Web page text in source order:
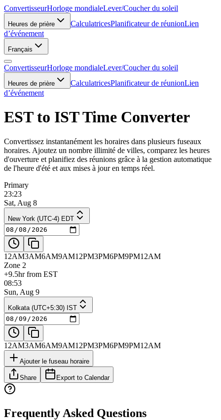
ConvertisseurHorloge mondialeLever/Coucher du soleil
Heures de prière CalculatricesPlanificateur de réunionLien
d’événement
Français
ConvertisseurHorloge mondialeLever/Coucher du soleil
Heures de prière CalculatricesPlanificateur de réunionLien
d’événement
EST to IST Time Converter
Convertissez instantanément les horaires dans plusieurs fuseaux
horaires. Ajoutez un nombre illimité de villes, comparez les heures
d'ouverture et planifiez des réunions grâce à la gestion automatique
de l'heure d'été et aux mises à jour en temps réel.
Primary
23:23
Sat, Aug 8
New York (UTC-4) EDT
12AM3AM6AM9AM12PM3PM6PM9PM12AM
Zone 2
+9.5hr from EST
08:53
Sun, Aug 9
Kolkata (UTC+5:30) IST
12AM3AM6AM9AM12PM3PM6PM9PM12AM
Ajouter le fuseau horaire
Share Export to Calendar
Frequently Asked Questions